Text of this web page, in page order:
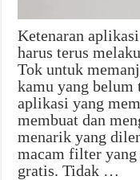
Ketenaran
harus terus
Tok untuk
kamu yang belum
aplikasi yang
membuat dan
menarik yang
macam filter yang
gratis. Tidak …